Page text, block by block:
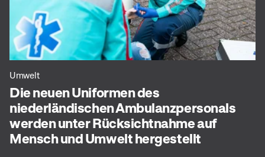
Umwelt
Die neuen Uniformen des
niederländischen Ambulanzpersonals
werden unter Rücksichtnahme auf
Mensch und Umwelt hergestellt